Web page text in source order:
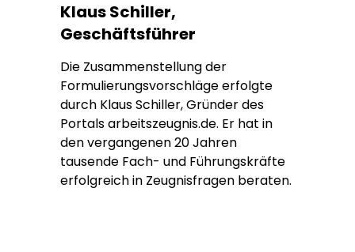
Klaus Schiller,
Geschäftsführer
Die Zusammenstellung der
Formulierungsvorschläge erfolgte
durch Klaus Schiller, Gründer des
Portals arbeitszeugnis.de. Er hat in
den vergangenen 20 Jahren
tausende Fach- und Führungskräfte
erfolgreich in Zeugnisfragen beraten.